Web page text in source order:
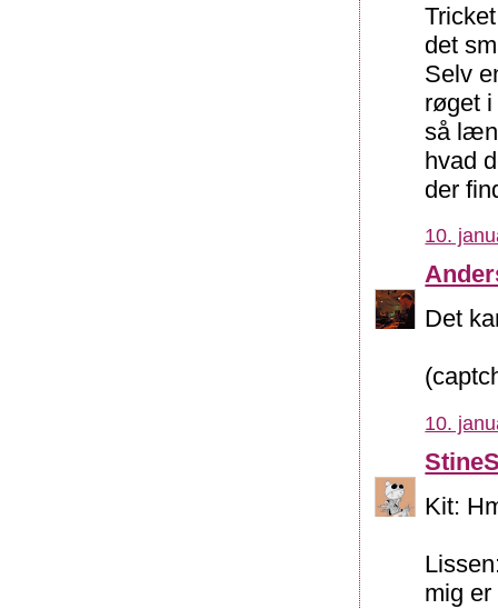
det
Selv
røget
så
hvad
der
10.
Det
10.
Kit:
mig